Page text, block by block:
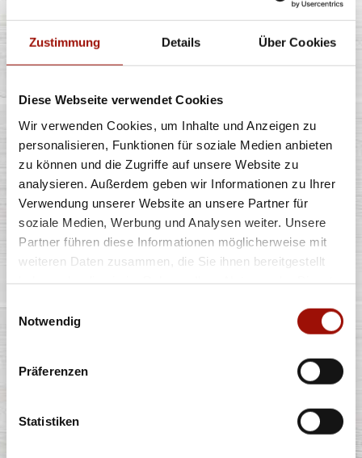
Zustimmung Details Über Cookies
Diese Webseite verwendet Cookies
Wir verwenden Cookies, um Inhalte und Anzeigen zu
personalisieren, Funktionen für soziale Medien anbieten
zu können und die Zugriffe auf unsere Website zu
analysieren. Außerdem geben wir Informationen zu Ihrer
Verwendung unserer Website an unsere Partner für
soziale Medien, Werbung und Analysen weiter. Unsere
Partner führen diese Informationen möglicherweise mit
weiteren Daten zusammen, die Sie ihnen bereitgestellt
Notwendig
Präferenzen
Statistiken
Freuen Sie sich auf die Eröffnung.
Der Ausbau Ihres Pizza Max Stores wird vorzugsweise von
erfahrenen Unternehmen, die teilweise schon seit
Jahrzehnten mit uns zusammenarbeiten, vollzogen. Ist
große Tag der Eröffnung näher.
Personalsuche und Einarbeitung Ihrer neuen Mitarbeiter.
stellen wir mit Ihnen ein aufmerksamkeitsstarkes Konzept